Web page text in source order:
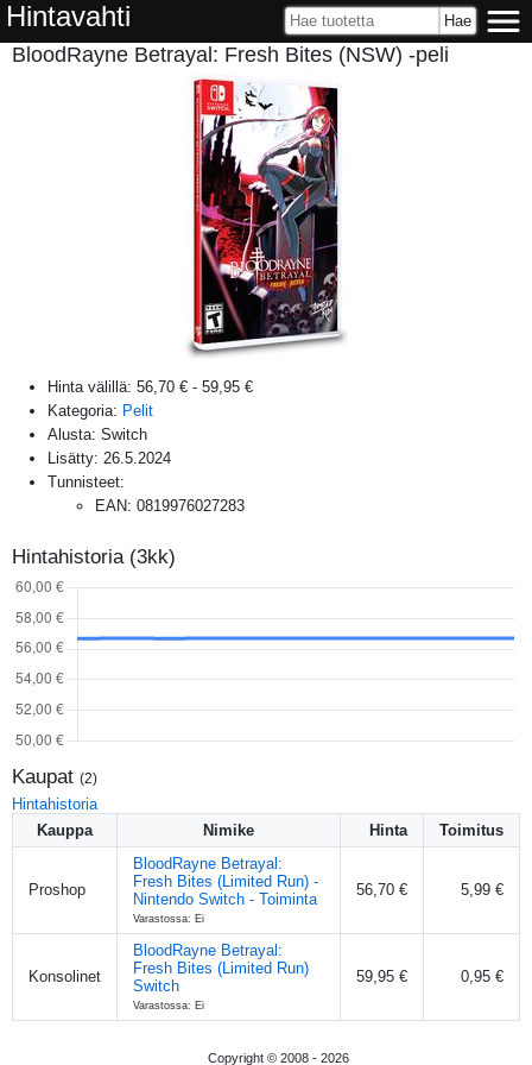
Hintavahti
BloodRayne Betrayal: Fresh Bites (NSW) -peli
Hinta välillä: 56,70 € - 59,95 €
Kategoria: Pelit
Alusta: Switch
Lisätty: 26.5.2024
Tunnisteet:
EAN: 0819976027283
Hintahistoria (3kk)
Kaupat (2)
Hintahistoria
Kauppa
Nimike Hinta Toimitus
Proshop
BloodRayne Betrayal:
Fresh Bites (Limited Run) -
Nintendo Switch - Toiminta
Varastossa: Ei
56,70 € 5,99 €
Konsolinet
BloodRayne Betrayal:
Fresh Bites (Limited Run)
Switch
Varastossa: Ei
59,95 € 0,95 €
Copyright © 2008 - 2026